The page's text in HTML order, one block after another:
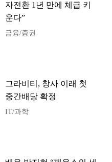
자전환 1년 만에 체급 키
운다”
금융/증권
그라비티, 창사 이래 첫
중간배당 확정
IT/과학